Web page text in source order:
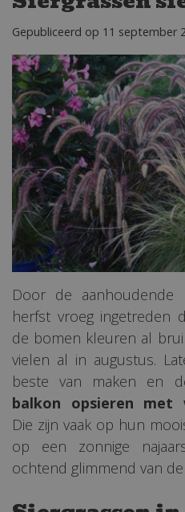
Gepubliceerd op 11 september
Door de
herfst vroeg ingetreden
de bomen kleuren al
vielen al in augustus.
beste van maken en
balkon opsieren met
Die zijn vaak op hun
op een zonnige
ochtend glimmend van